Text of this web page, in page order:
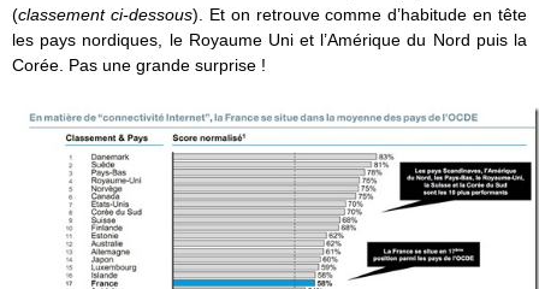
(classement ci-dessous). Et on retrouve comme d’habitude en tête
les pays nordiques, le Royaume Uni et l’Amérique du Nord puis la
Corée. Pas une grande surprise !